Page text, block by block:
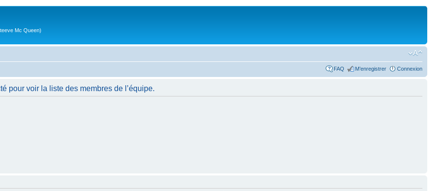
Mc Queen)
FAQ M’enregistrer Connexion
pour voir la liste des membres de l’équipe.